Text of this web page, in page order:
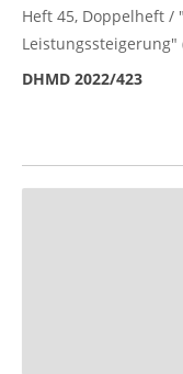
Heft 45, Doppelheft /
Leistungssteigerung"
DHMD 2022/423